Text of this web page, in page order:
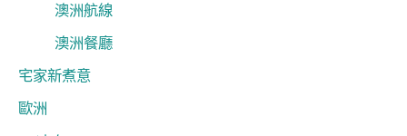
澳洲航線
澳洲餐廳
宅家新煮意
歐洲